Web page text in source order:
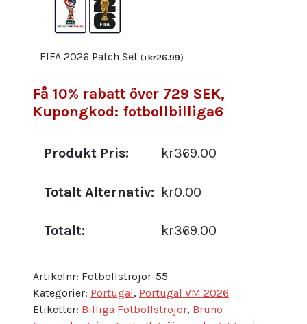
FIFA 2026 Patch Set (+kr26.99)
Få 10% rabatt över 729 SEK,
Kupongkod: fotbollbilliga6
Produkt Pris: kr369.00
Totalt Alternativ: kr0.00
Totalt: kr369.00
Artikelnr: Fotbollströjor-55
Kategorier: Portugal, Portugal VM 2026
Etiketter: Billiga Fotbollströjor, Bruno